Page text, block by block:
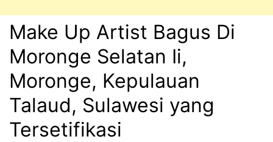
Make Up Artist Bagus Di
Moronge Selatan Ii,
Moronge, Kepulauan
Talaud, Sulawesi yang
Tersetifikasi